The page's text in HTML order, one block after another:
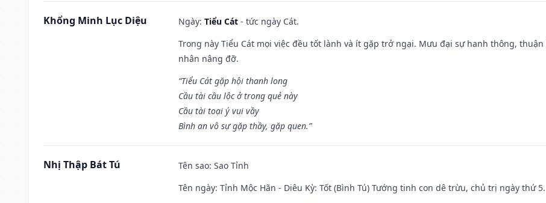
Khổng Minh Lục Diệu Ngày: Tiểu Cát - tức ngày Cát.
Trong này Tiểu Cát mọi việc đều tốt lành và ít gặp trở ngại. Mưu đại sự hanh thông,
nhân nâng đỡ.
“Tiểu Cát gặp hội thanh long
Cầu tài cầu lộc ở trong quẻ này
Cầu tài toại ý vui vầy
Bình an vô sự gặp thầy, gặp quen.”
Nhị Thập Bát Tú Tên sao: Sao Tỉnh
Tên ngày: Tỉnh Mộc Hãn - Diêu Kỳ: Tốt (Bình Tú) Tướng tinh con dê trừu, chủ trị ngày thứ 5.